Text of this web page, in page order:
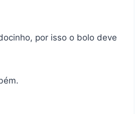
por isso o bolo deve